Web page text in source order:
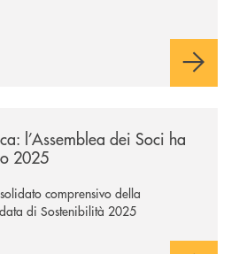
l’Assemblea dei Soci ha
2025
comprensivo della
di Sostenibilità 2025